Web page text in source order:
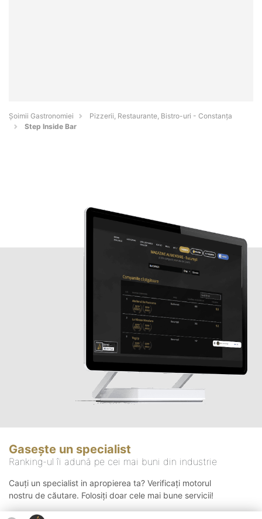
Șoimii Gastronomiei
Pizzerii, Restaurante, Bistro-uri - Constanţa
Step Inside Bar
Gasește un specialist
Ranking-ul îi adună pe cei mai buni din industrie
Cauți un specialist in apropierea ta? Verificați motorul
nostru de căutare. Folosiți doar cele mai bune servicii!